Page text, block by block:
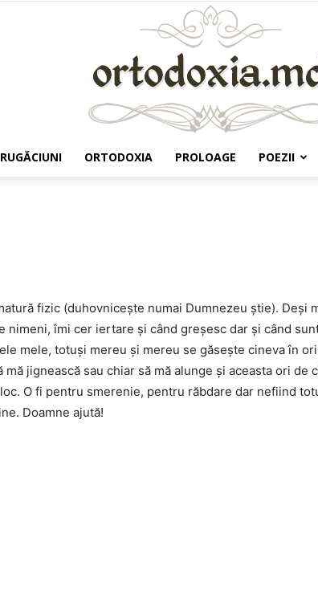
RUGĂCIUNI ORTODOXIA PROLOAGE POEZII
fizic (duhovniceşte numai Dumnezeu ştie). Deşi
nimeni, îmi cer iertare şi când greşesc dar şi când
mele, totuşi mereu şi mereu se găseşte cineva în
jignească sau chiar să mă alunge şi aceasta ori de
O fi pentru smerenie, pentru răbdare dar nefiind
Doamne ajută!